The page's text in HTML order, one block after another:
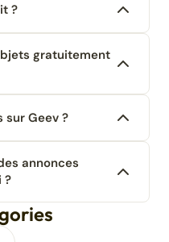
?
gratuitement
sur Geev ?
annonces
?